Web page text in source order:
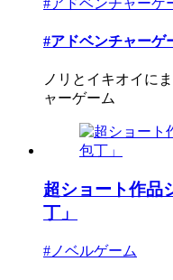
#アドベンチャーゲ
ノリとイキオイに
ャーゲーム
超ショート作品
丁」
#ノベルゲーム